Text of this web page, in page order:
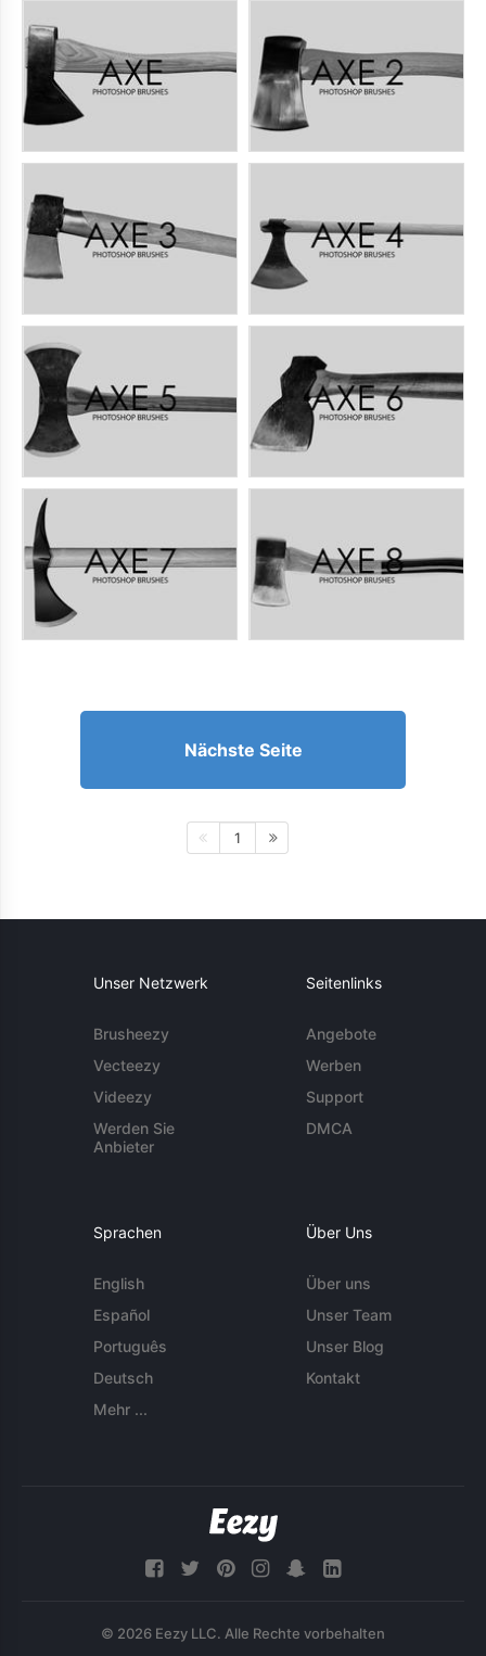
Nächste Seite
1
Unser Netzwerk
Brusheezy
Vecteezy
Videezy
Werden Sie
Anbieter
Seitenlinks
Angebote
Werben
Support
DMCA
Sprachen
English
Español
Português
Deutsch
Mehr ...
Über Uns
Über uns
Unser Team
Unser Blog
Kontakt
© 2026 Eezy LLC. Alle Rechte vorbehalten